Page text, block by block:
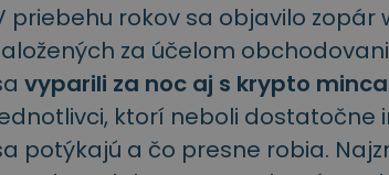
priebehu rokov sa objavilo zopár
za účelom
vyparili za noc aj s krypto
ktorí neboli dostatočne
potýkajú a čo presne robia.